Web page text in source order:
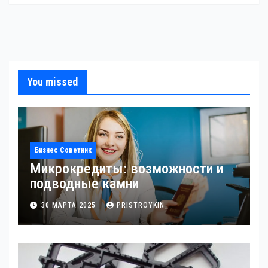
You missed
Бизнес Советник
Микрокредиты: возможности и
подводные камни
30 МАРТА 2025 PRISTROYKIN_